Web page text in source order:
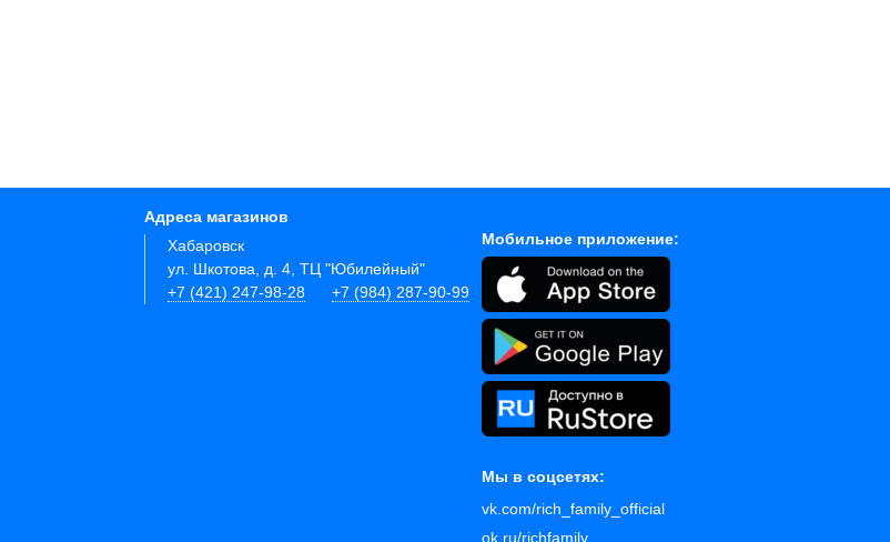
Адреса магазинов
Хабаровск
ул. Шкотова, д. 4, ТЦ "Юбилейный"
+7 (421) 247-98-28
+7 (984) 287-90-99
Мобильное приложение:
Мы в соцсетях:
vk.com/rich_family_official
ok.ru/richfamily